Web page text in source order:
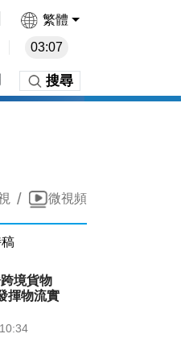
繁體
03:07
搜尋
/ 微視頻
境貨物
揮物流實